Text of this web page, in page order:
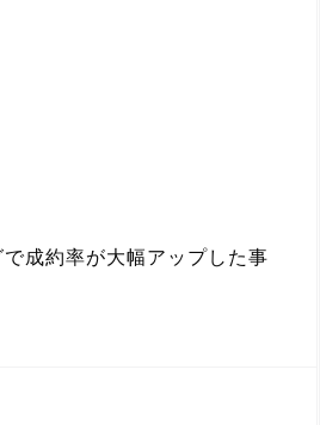
成約率が大幅アップした事